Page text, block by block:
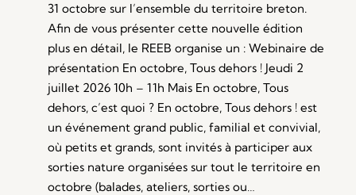
31 octobre sur l’ensemble du territoire breton.
Afin de vous présenter cette nouvelle édition
plus en détail, le REEB organise un : Webinaire de
présentation En octobre, Tous dehors ! Jeudi 2
juillet 2026 10h – 11h Mais En octobre, Tous
dehors, c’est quoi ? En octobre, Tous dehors ! est
un événement grand public, familial et convivial,
où petits et grands, sont invités à participer aux
sorties nature organisées sur tout le territoire en
octobre (balades, ateliers, sorties ou…